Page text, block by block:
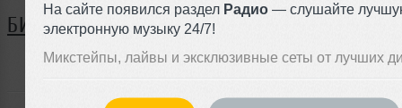
На сайте появился раздел Радио — слушайте
электронную музыку 24/7!
Микстейпы, лайвы и эксклюзивные сеты от лучших
БИОГРАФИЯ
Mixr ещё не поделился своей биографией